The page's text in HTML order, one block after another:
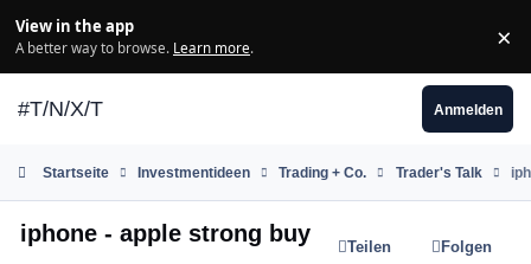
View in the app
A better way to browse. Learn more. ×
#T/N/X/T Anmelden
Startseite Investmentideen Trading + Co. Trader's Talk
iphone - apple strong buy Teilen Folgen